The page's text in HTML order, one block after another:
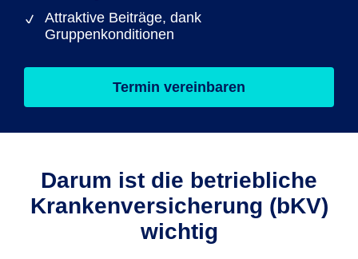
Attraktive Beiträge, dank
Gruppenkonditionen
Termin vereinbaren
Darum ist die betriebliche
Krankenversicherung (bKV)
wichtig